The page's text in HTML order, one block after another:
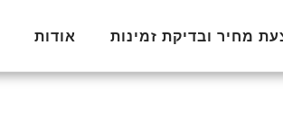
מחיר ובדיקת זמינות אודות